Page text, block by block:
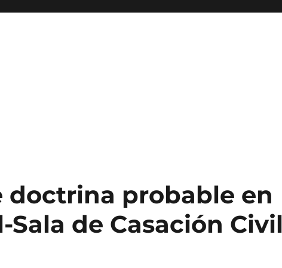
probable en
de Casación Civil